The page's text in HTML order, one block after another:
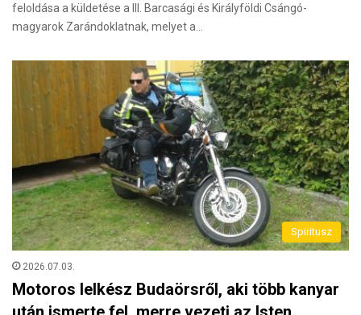
feloldása a küldetése a III. Barcasági és Királyföldi Csángó-
magyarok Zarándoklatnak, melyet a…
Spiritusz
2026.07.03.
Motoros lelkész Budaörsről, aki több kanyar